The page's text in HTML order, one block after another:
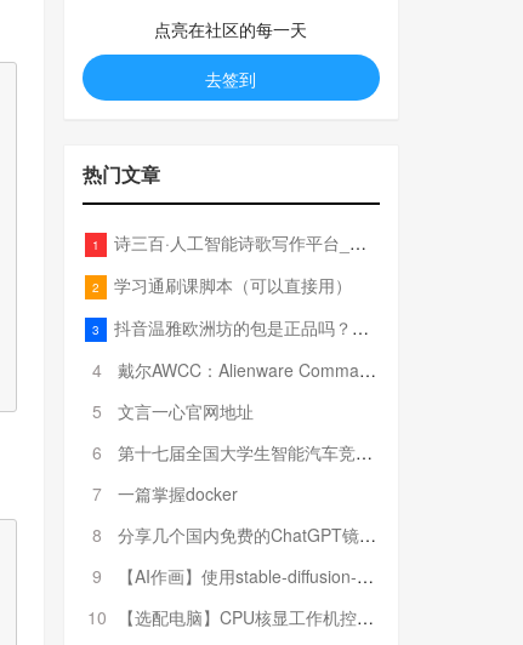
点亮在社区的每一天
去签到
热门文章
1 诗三百·人工智能诗歌写作平台_在线作诗机_藏头诗生成器_电脑对联_姓名作诗
2 学习通刷课脚本（可以直接用）
3
抖音温雅欧洲坊的包是正品吗？温雅卖的包为啥那么便宜？
4
戴尔AWCC：Alienware Command Center 故障排除方法，里面附有超全详解呦，快来快来，欢迎观看~
5
文言一心官网地址
6
第十七届全国大学生智能汽车竞赛全国总决赛参赛队伍奖项公告
7
一篇掌握docker
8
分享几个国内免费的ChatGPT镜像网址(亲测有效-4月25日更新)
9
【AI作画】使用stable-diffusion-webui搭建AI作画平台
10
【选配电脑】CPU核显工作机控制预算5000